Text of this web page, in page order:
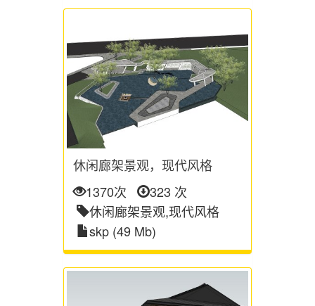
休闲廊架景观，现代风格
1370次
323 次
休闲廊架景观,现代风格
skp (49 Mb)